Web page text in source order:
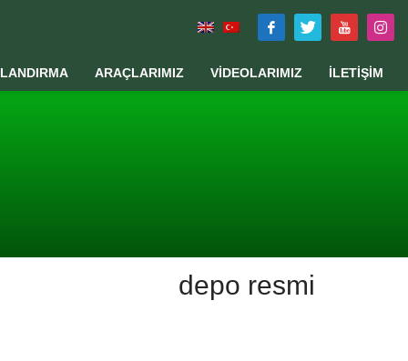
ARAÇLARIMIZ VİDEOLARIMIZ İLETİŞİM
depo resmi